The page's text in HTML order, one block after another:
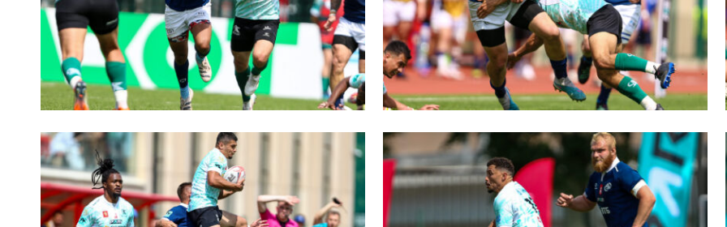
Первенство России U17
Всероссийские соревнования U16
Всероссийские соревнования U15
Правила регби
Антикоррупционная политика